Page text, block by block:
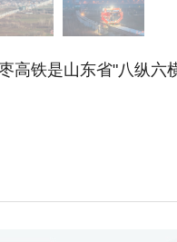
铁是山东省"八纵六